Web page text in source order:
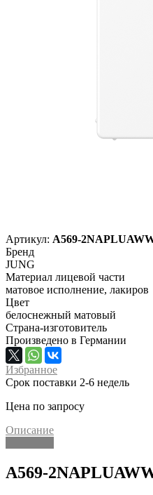
Артикул: A569-
Бренд
JUNG
Материал лицевой части
матовое исполнение, лакиров
Цвет
белоснежный матовый
Страна-изготовитель
Произведено в Германии
Избранное
Срок поставки 2-6 недель
Цена по запросу
Описание
A569-